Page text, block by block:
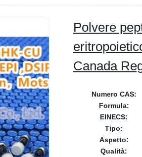
Polvere
Canada
Numero CAS:
Formula:
EINECS:
Tipo:
Aspetto:
Qualità: